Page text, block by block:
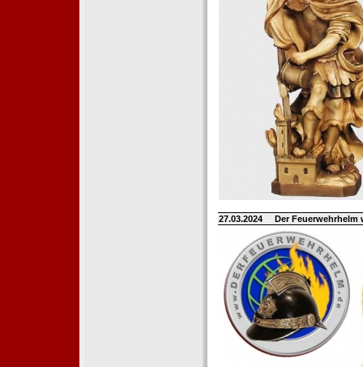
27.03.2024 Der